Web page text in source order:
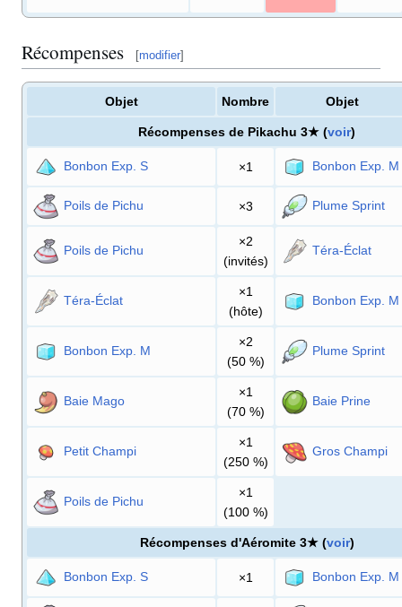
Récompenses [modifier]
Objet Nombre Objet
Récompenses de Pikachu 3★ (voir)
Bonbon Exp. S ×1 Bonbon Exp. M
Poils de Pichu ×3 Plume Sprint
Poils de Pichu
×2
(invités)
Téra-Éclat
Téra-Éclat
×1
(hôte)
Bonbon Exp. M
Bonbon Exp. M
×2
(50 %)
Plume Sprint
Baie Mago
×1
(70 %)
Baie Prine
Petit Champi
×1
(250 %)
Gros Champi
Poils de Pichu
×1
(100 %)
Récompenses d'Aéromite 3★ (voir)
Bonbon Exp. S ×1 Bonbon Exp. M